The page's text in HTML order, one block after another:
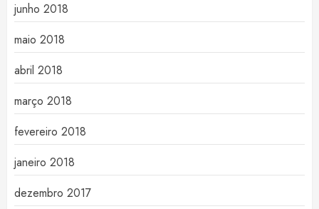
junho 2018
maio 2018
abril 2018
março 2018
fevereiro 2018
janeiro 2018
dezembro 2017